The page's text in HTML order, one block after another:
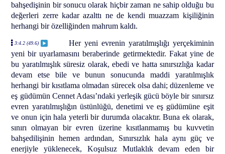
bahşedişinin bir sonucu olarak hiçbir zaman ne sahip olduğu bu
değerleri zerre kadar azalttı ne de kendi muazzam kişiliğinin
herhangi bir özelliğinden mahrum kaldı.
3:4.2 (49.6)
Her yeni evrenin yaratılmışlığı yerçekiminin
yeni bir uyarlamasını beraberinde getirmektedir. Fakat yine de
bu yaratılmışlık süresiz olarak, ebedi ve hatta sınırsızlığa kadar
devam etse bile ve bunun sonucunda maddi yaratılmışlık
herhangi bir kısıtlama olmadan sürecek olsa dahi; düzenleme ve
eş güdümün Cennet Adası’ndaki yerleşik gücü böyle bir sınırsız
evren yaratılmışlığın üstünlüğü, denetimi ve eş güdümüne eşit
ve onun için hala yeterli bir durumda olacaktır. Buna ek olarak,
sınırı olmayan bir evren üzerine kısıtlanmamış bu kuvvetin
bahşedilişinin hemen ardından, Sınırsızlık hala aynı güç ve
enerjiyle yüklenecek, Koşulsuz Mutlaklık devam eden bir